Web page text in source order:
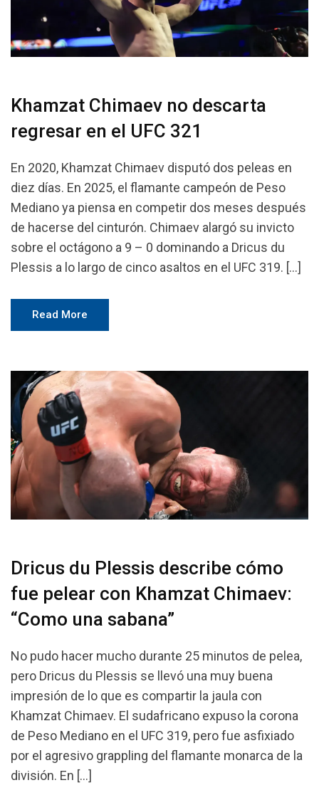
Khamzat Chimaev no descarta
regresar en el UFC 321
En 2020, Khamzat Chimaev disputó dos peleas en
diez días. En 2025, el flamante campeón de Peso
Mediano ya piensa en competir dos meses después
de hacerse del cinturón. Chimaev alargó su invicto
sobre el octágono a 9 – 0 dominando a Dricus du
Plessis a lo largo de cinco asaltos en el UFC 319. […]
Read More
Dricus du Plessis describe cómo
fue pelear con Khamzat Chimaev:
“Como una sabana”
No pudo hacer mucho durante 25 minutos de pelea,
pero Dricus du Plessis se llevó una muy buena
impresión de lo que es compartir la jaula con
Khamzat Chimaev. El sudafricano expuso la corona
de Peso Mediano en el UFC 319, pero fue asfixiado
por el agresivo grappling del flamante monarca de la
división. En […]